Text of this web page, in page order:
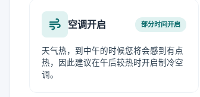
空调开启 部分时间开启
天气热，到中午的时候您将会感到有点
热，因此建议在午后较热时开启制冷空
调。